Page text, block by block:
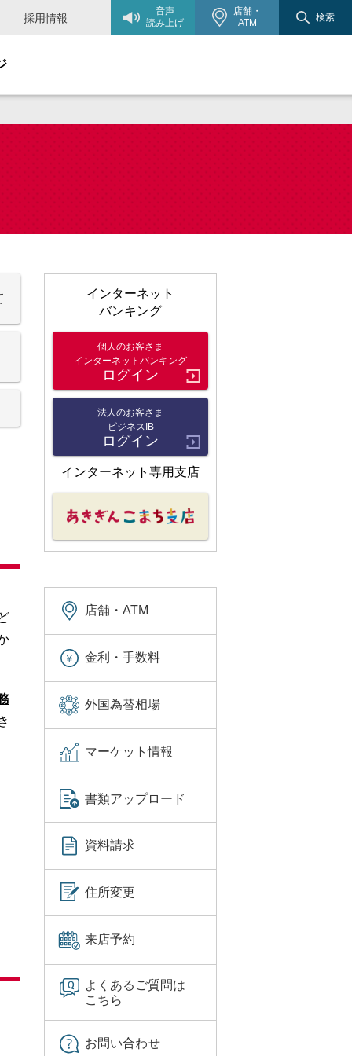
採用情報
音声
読み上げ
店舗・
ATM
検索
インターネット
バンキング
個人のお客さま
インターネットバンキング
ログイン
法人のお客さま
ビジネスIB
ログイン
インターネット専用支店
店舗・ATM
金利・手数料
外国為替相場
マーケット情報
書類アップロード
資料請求
住所変更
来店予約
よくあるご質問は
こちら
お問い合わせ